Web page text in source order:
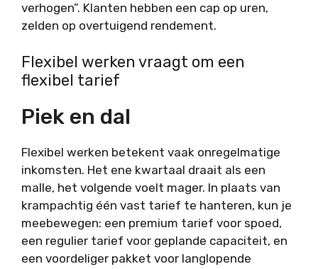
verhogen”. Klanten hebben een cap op uren,
zelden op overtuigend rendement.
Flexibel werken vraagt om een
flexibel tarief
Piek en dal
Flexibel werken betekent vaak onregelmatige
inkomsten. Het ene kwartaal draait als een
malle, het volgende voelt mager. In plaats van
krampachtig één vast tarief te hanteren, kun je
meebewegen: een premium tarief voor spoed,
een regulier tarief voor geplande capaciteit, en
een voordeliger pakket voor langlopende